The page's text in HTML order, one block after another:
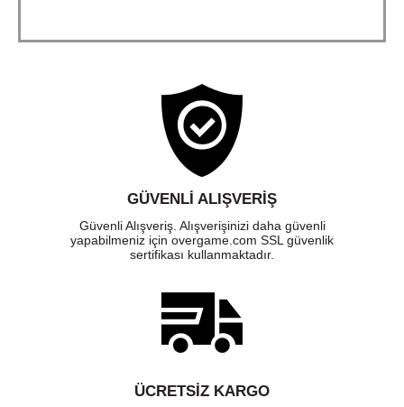
GÜVENLI ALIŞVERIŞ
Güvenli Alışveriş. Alışverişinizi daha güvenli
yapabilmeniz için overgame.com SSL güvenlik
sertifikası kullanmaktadır.
ÜCRETSIZ KARGO